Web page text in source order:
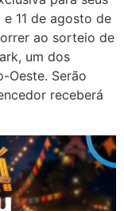
11 de agosto de
ao sorteio de
um dos
Oeste. Serão
receberá